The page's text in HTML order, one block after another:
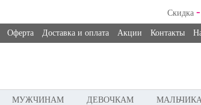
Скидка
Оферта Доставка и оплата Акции Контакты
МУЖЧИНАМ ДЕВОЧКАМ